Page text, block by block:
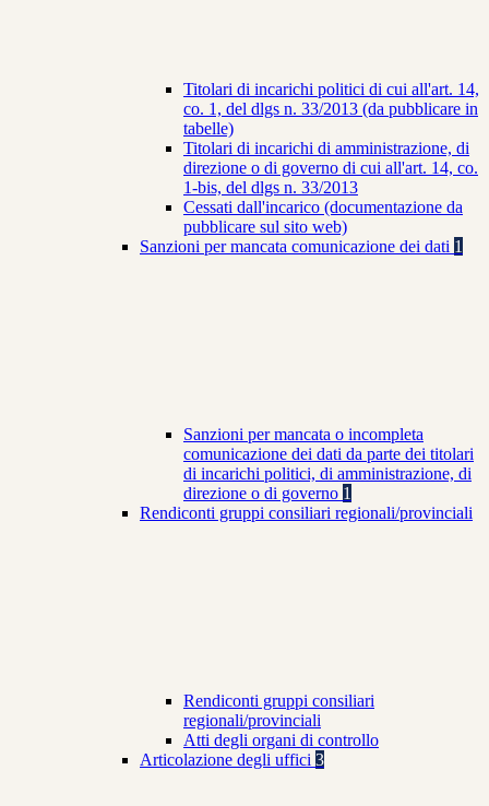
Titolari di incarichi politici di cui all'art. 14,
co. 1, del dlgs n. 33/2013 (da pubblicare in
tabelle)
Titolari di incarichi di amministrazione, di
direzione o di governo di cui all'art. 14, co.
1-bis, del dlgs n. 33/2013
Cessati dall'incarico (documentazione da
pubblicare sul sito web)
Sanzioni per mancata comunicazione dei dati 1
Sanzioni per mancata o incompleta
comunicazione dei dati da parte dei titolari
di incarichi politici, di amministrazione, di
direzione o di governo 1
Rendiconti gruppi consiliari regionali/provinciali
Rendiconti gruppi consiliari
regionali/provinciali
Atti degli organi di controllo
Articolazione degli uffici 3